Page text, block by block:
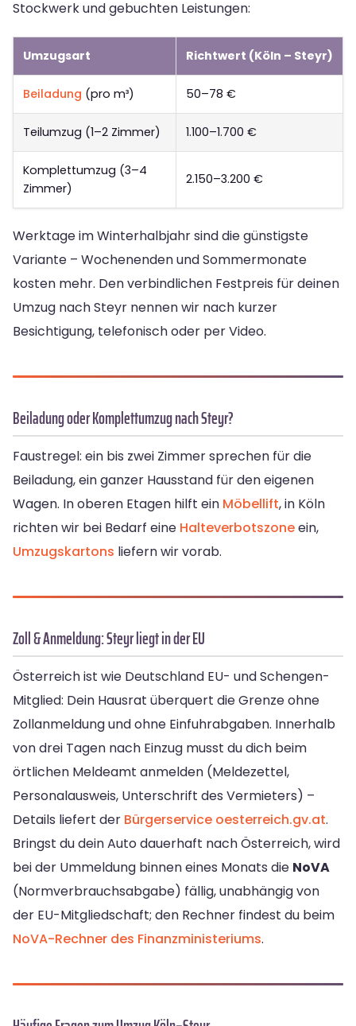
Stockwerk und gebuchten Leistungen:
Umzugsart Richtwert (Köln – Steyr)
Beiladung (pro m³) 50–78 €
Teilumzug (1–2 Zimmer) 1.100–1.700 €
Komplettumzug (3–4
Zimmer)
2.150–3.200 €
Werktage im Winterhalbjahr sind die günstigste
Variante – Wochenenden und Sommermonate
kosten mehr. Den verbindlichen Festpreis für deinen
Umzug nach Steyr nennen wir nach kurzer
Besichtigung, telefonisch oder per Video.
Beiladung oder Komplettumzug nach Steyr?
Faustregel: ein bis zwei Zimmer sprechen für die
Beiladung, ein ganzer Hausstand für den eigenen
Wagen. In oberen Etagen hilft ein Möbellift, in Köln
richten wir bei Bedarf eine Halteverbotszoneein,
Umzugskartons liefern wir vorab.
Zoll & Anmeldung: Steyr liegt in der EU
Österreich ist wie Deutschland EU- und Schengen-
Mitglied: Dein Hausrat überquert die Grenze ohne
Zollanmeldung und ohne Einfuhrabgaben. Innerhalb
von drei Tagen nach Einzug musst du dich beim
örtlichen Meldeamt anmelden (Meldezettel,
Personalausweis, Unterschrift des Vermieters) –
Details liefert der Bürgerservice oesterreich.gv.at.
Bringst du dein Auto dauerhaft nach Österreich, wird
bei der Ummeldung binnen eines Monats die NoVA
(Normverbrauchsabgabe) fällig, unabhängig von
der EU-Mitgliedschaft; den Rechner findest du beim
NoVA-Rechner des Finanzministeriums.